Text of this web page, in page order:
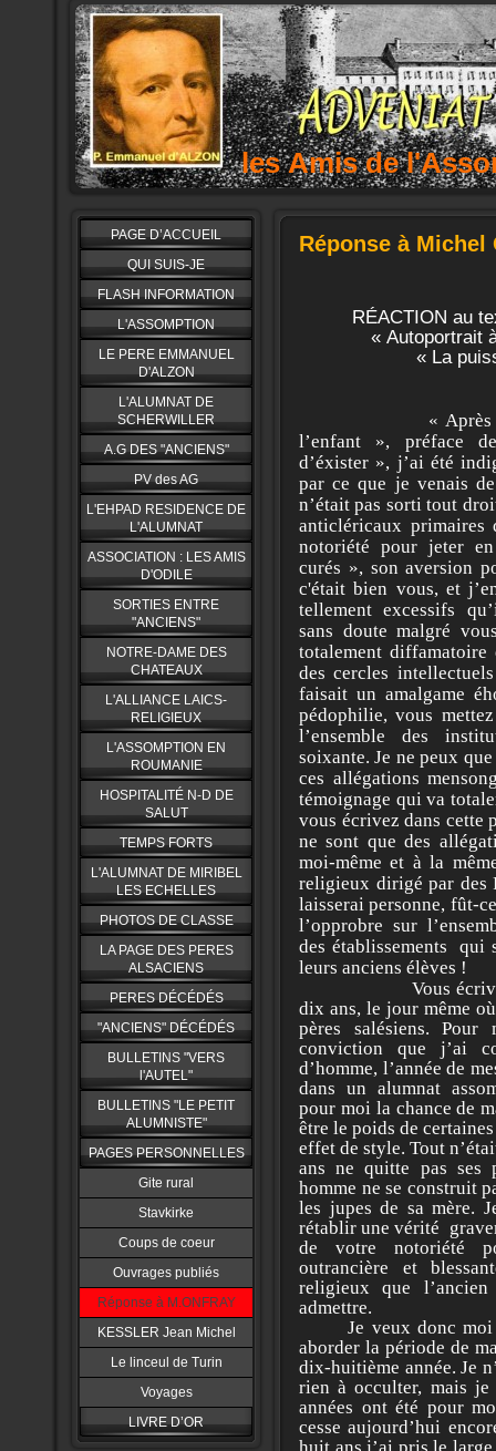
les Amis de
PAGE D’ACCUEIL
QUI SUIS-JE
FLASH INFORMATION
L'ASSOMPTION
LE PERE EMMANUEL
D'ALZON
L'ALUMNAT DE
SCHERWILLER
A.G DES "ANCIENS"
PV des AG
L'EHPAD RESIDENCE DE
L'ALUMNAT
ASSOCIATION : LES AMIS
D'ODILE
SORTIES ENTRE
"ANCIENS"
NOTRE-DAME DES
CHATEAUX
L'ALLIANCE LAICS-
RELIGIEUX
L'ASSOMPTION EN
ROUMANIE
HOSPITALITÉ N-D DE
SALUT
TEMPS FORTS
L'ALUMNAT DE MIRIBEL
LES ECHELLES
PHOTOS DE CLASSE
LA PAGE DES PERES
ALSACIENS
PERES DÉCÉDÉS
"ANCIENS" DÉCÉDÉS
BULLETINS "VERS
l'AUTEL"
BULLETINS "LE PETIT
ALUMNISTE"
PAGES PERSONNELLES
Gite rural
Stavkirke
Coups de coeur
Ouvrages publiés
Réponse à M.ONFRAY
KESSLER Jean Michel
Le linceul de Turin
Voyages
LIVRE D’OR
Réponse à Michel
RÉACTION au
« Autoportrait
« La
«
l’enfant », préface
d’éxister », j’ai été
par ce que je venais
n’était pas sorti tout
anticléricaux
notoriété pour jeter
curés », son aversion
c'était bien vous, et
tellement excessifs
sans doute malgré
totalement
des cercles
faisait un amalgame
pédophilie, vous
l’ensemble des
soixante. Je ne peux
ces allégations
témoignage qui va
vous écrivez dans cette
ne sont que des
moi-même et à la
religieux dirigé par des
laisserai personne, fût-
l’opprobre sur
des établissements qui
leurs anciens élèves !
Vous écrivez que
dix ans, le jour même
pères salésiens.
conviction que j’ai
d’homme, l’année de
dans un alumnat
pour moi la chance de
être le poids de
effet de style. Tout
ans ne quitte pas ses
homme ne se construit
les jupes de sa mère.
rétablir une vérité
de votre notoriété
outrancière et
religieux que
admettre.
Je veux donc moi
aborder la période de
dix-huitième année. Je
rien à occulter, mais
années ont été pour
cesse aujourd’hui